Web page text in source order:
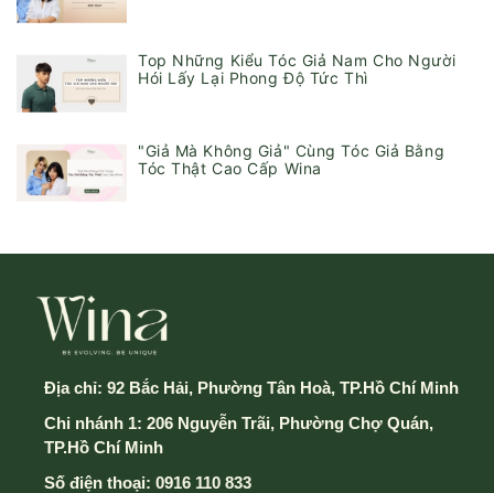
Top Những Kiểu Tóc Giả Nam Cho Người
Hói Lấy Lại Phong Độ Tức Thì
"Giả Mà Không Giả" Cùng Tóc Giả Bằng
Tóc Thật Cao Cấp Wina
Địa chỉ: 92 Bắc Hải, Phường Tân Hoà, TP.Hồ Chí Minh
Chi nhánh 1: 206 Nguyễn Trãi, Phường Chợ Quán,
TP.Hồ Chí Minh
Số điện thoại: 0916 110 833